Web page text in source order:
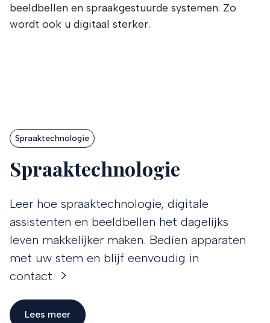
beeldbellen en spraakgestuurde systemen. Zo
wordt ook u digitaal sterker.
Spraaktechnologie
Spraaktechnologie
Leer hoe spraaktechnologie, digitale
assistenten en beeldbellen het dagelijks
leven makkelijker maken. Bedien apparaten
met uw stem en blijf eenvoudig in
contact.
Lees meer